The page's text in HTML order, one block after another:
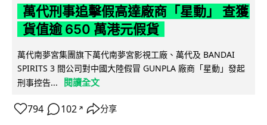
萬代刑事追擊假高達廠商「星動」 查獲
貨值逾 650 萬港元假貨
萬代南夢宮集團旗下萬代南夢宮影視工廠、萬代及 BANDAI
SPIRITS 3 間公司對中國大陸假冒 GUNPLA 廠商「星動」發起
刑事控告...
閱讀全文
794 102 ↗ 分享